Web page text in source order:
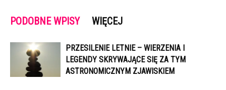
PODOBNE WPISY WIĘCEJ
PRZESILENIE LETNIE – WIERZENIA I
LEGENDY SKRYWAJĄCE SIĘ ZA TYM
ASTRONOMICZNYM ZJAWISKIEM